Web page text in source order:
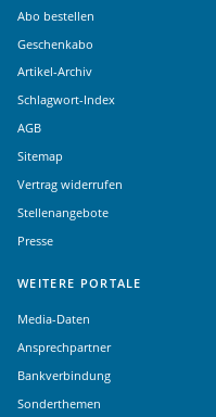
Abo bestellen
Geschenkabo
Artikel-Archiv
Schlagwort-Index
AGB
Sitemap
Vertrag widerrufen
Stellenangebote
Presse
WEITERE PORTALE
Media-Daten
Ansprechpartner
Bankverbindung
Sonderthemen